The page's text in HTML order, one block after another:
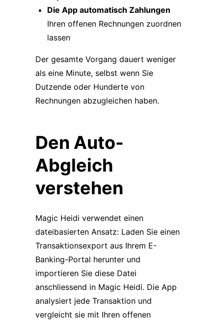
Die App automatisch Zahlungen
Ihren offenen Rechnungen zuordnen
lassen
Der gesamte Vorgang dauert weniger
als eine Minute, selbst wenn Sie
Dutzende oder Hunderte von
Rechnungen abzugleichen haben.
Den Auto-
Abgleich
verstehen
Magic Heidi verwendet einen
dateibasierten Ansatz: Laden Sie einen
Transaktionsexport aus Ihrem E-
Banking-Portal herunter und
importieren Sie diese Datei
anschliessend in Magic Heidi. Die App
analysiert jede Transaktion und
vergleicht sie mit Ihren offenen